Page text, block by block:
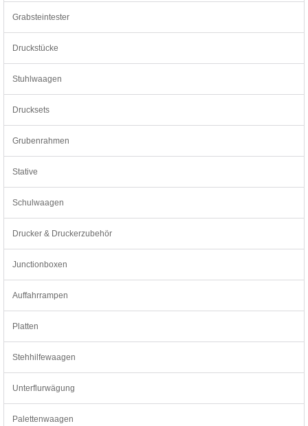
Grabsteintester
Druckstücke
Stuhlwaagen
Drucksets
Grubenrahmen
Stative
Schulwaagen
Drucker & Druckerzubehör
Junctionboxen
Auffahrrampen
Platten
Stehhilfewaagen
Unterflurwägung
Palettenwaagen